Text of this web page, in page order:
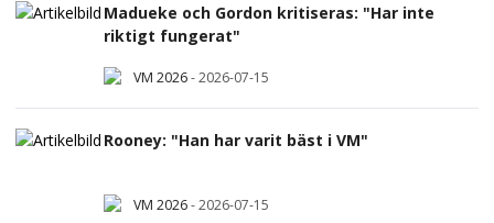
Madueke och Gordon kritiseras: "Har inte
riktigt fungerat"
VM 2026-2026-07-15
Rooney: "Han har varit bäst i VM"
VM 2026-2026-07-15